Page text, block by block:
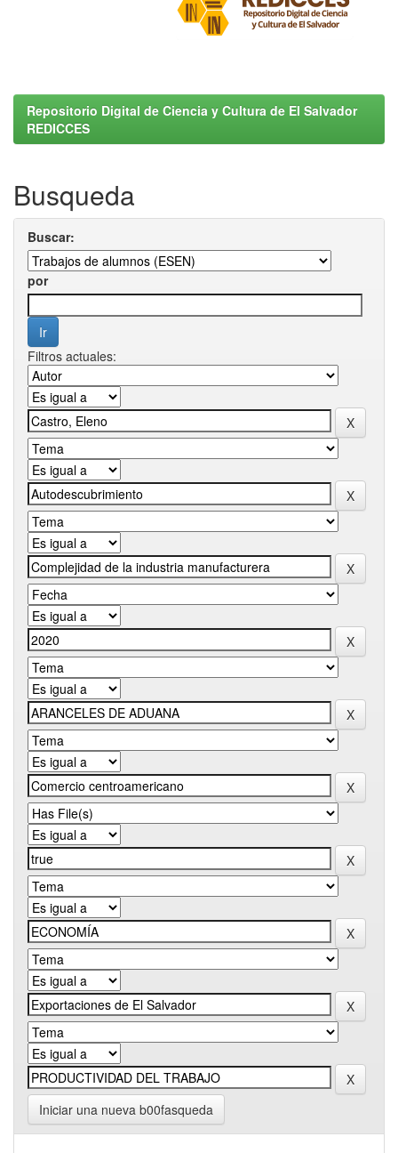
Repositorio Digital de Ciencia y Cultura de El Salvador
REDICCES
Busqueda
Buscar:
por
Filtros actuales:
Iniciar una nueva b00fasqueda